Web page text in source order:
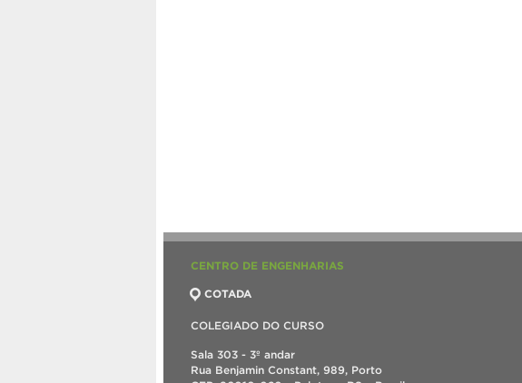
CENTRO DE ENGENHARIAS
COTADA
COLEGIADO DO CURSO
Sala 303 - 3º andar
Rua Benjamin Constant, 989, Porto